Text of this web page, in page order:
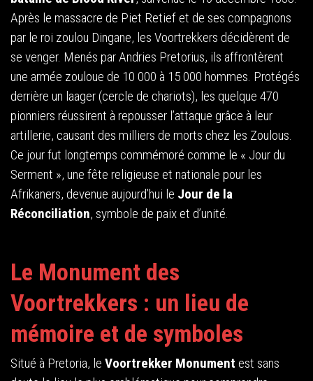
Après le massacre de Piet Retief et de ses compagnons
par le roi zoulou Dingane, les Voortrekkers décidèrent de
se venger. Menés par Andries Pretorius, ils affrontèrent
une armée zouloue de 10 000 à 15 000 hommes. Protégés
derrière un laager (cercle de chariots), les quelque 470
pionniers réussirent à repousser l’attaque grâce à leur
artillerie, causant des milliers de morts chez les Zoulous.
Ce jour fut longtemps commémoré comme le « Jour du
Serment », une fête religieuse et nationale pour les
Afrikaners, devenue aujourd’hui le Jour de la
Réconciliation, symbole de paix et d’unité.
Le Monument des
Voortrekkers : un lieu de
mémoire et de symboles
Situé à Pretoria, le Voortrekker Monument est sans